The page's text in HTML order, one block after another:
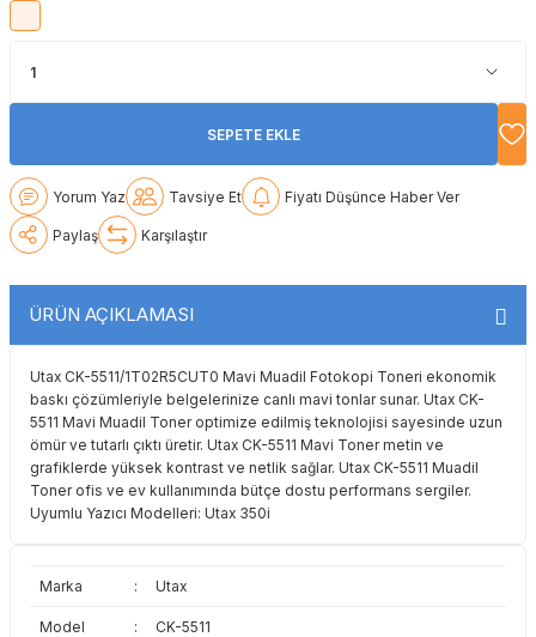
Olivetti
Panasonic
Sagem
Samsung
Sharp
Olivetti
Panasonic
Samsung
Sharp
Toshiba
Panasonic
Pantum
Xerox
Utax
Xerox
Utax
Xerox
SEPETE EKLE
Yorum Yaz Tavsiye Et Fiyatı Düşünce Haber Ver
Paylaş Karşılaştır
ÜRÜN AÇIKLAMASI
Utax CK-5511/1T02R5CUT0 Mavi Muadil Fotokopi Toneri ekonomik
baskı çözümleriyle belgelerinize canlı mavi tonlar sunar. Utax CK-
5511 Mavi Muadil Toner optimize edilmiş teknolojisi sayesinde uzun
ömür ve tutarlı çıktı üretir. Utax CK-5511 Mavi Toner metin ve
grafiklerde yüksek kontrast ve netlik sağlar. Utax CK-5511 Muadil
Toner ofis ve ev kullanımında bütçe dostu performans sergiler.
Uyumlu Yazıcı Modelleri: Utax 350i
Marka : Utax
Model : CK-5511